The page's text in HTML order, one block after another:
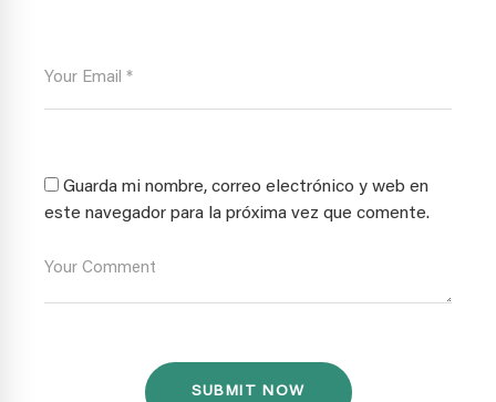
Guarda mi nombre, correo electrónico y web en
este navegador para la próxima vez que comente.